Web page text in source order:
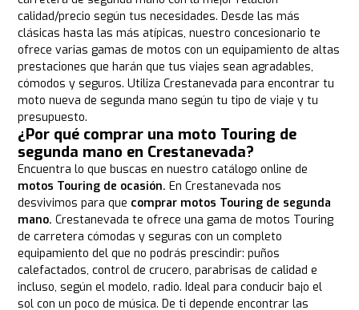
calidad/precio según tus necesidades. Desde las más
clásicas hasta las más atípicas, nuestro concesionario te
ofrece varias gamas de motos con un equipamiento de altas
prestaciones que harán que tus viajes sean agradables,
cómodos y seguros. Utiliza Crestanevada para encontrar tu
moto nueva de segunda mano según tu tipo de viaje y tu
presupuesto.
¿Por qué comprar una moto Touring de
segunda mano en Crestanevada?
Encuentra lo que buscas en nuestro catálogo online de
motos Touring de ocasión. En Crestanevada nos
desvivimos para que comprar motos Touring de segunda
mano. Crestanevada te ofrece una gama de motos Touring
de carretera cómodas y seguras con un completo
equipamiento del que no podrás prescindir: puños
calefactados, control de crucero, parabrisas de calidad e
incluso, según el modelo, radio. Ideal para conducir bajo el
sol con un poco de música. De ti depende encontrar las